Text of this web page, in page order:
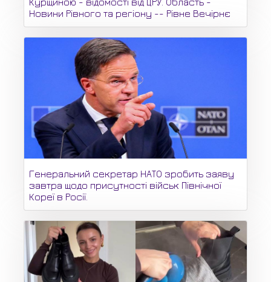
Новини Рівного та регіону -- Рівне Вечірнє
Генеральний секретар НАТО зробить заяву
завтра щодо присутності військ Північної
Кореї в Росії.